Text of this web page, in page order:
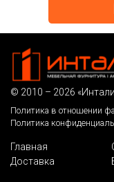
© 2010 – 2026
Политика в отношении
Политика
Главная
Доставка